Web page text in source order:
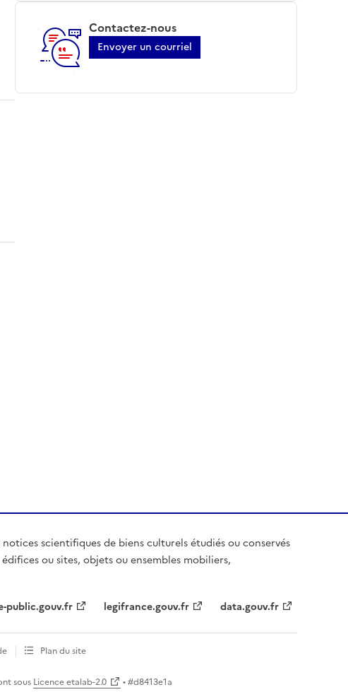
Contactez-nous
Envoyer un courriel
scientifiques de biens culturels étudiés ou conservés
ou sites, objets ou ensembles mobiliers,
public.gouv.fr legifrance.gouv.fr data.gouv.fr
Plan du site
sous Licence etalab-2.0 • #d8413e1a